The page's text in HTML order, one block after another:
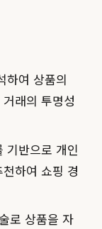
하여 상품의
래의 투명성
기반으로 개인
하여 쇼핑 경
로 상품을 자